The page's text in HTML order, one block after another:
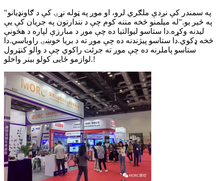
"په سمندر کې نږدې ملګري لرو، او موږ په ټوله نړۍ کې د ګاونډیانو
په څیر یو."له میلمنو څخه مننه کوم چې د نندارتون په جریان کې یې
لیدنه وکړه.دا ستاسو لیوالتیا ده چې موږ د مبارزې لپاره د هڅونې
څخه ډکوي.دا ستاسو پیژندنه ده چې موږ ته د بریا خوښۍ راوباسي.دا
ستاسو پاملرنه ده چې موږ ته جرئت راکوي چې د والو کنټرول
لوازمو ځایی کولو بینر واخلو.!